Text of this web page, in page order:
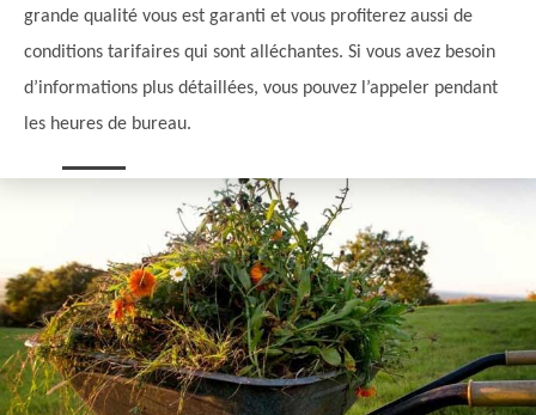
grande qualité vous est garanti et vous profiterez aussi de
conditions tarifaires qui sont alléchantes. Si vous avez besoin
d’informations plus détaillées, vous pouvez l’appeler pendant
les heures de bureau.